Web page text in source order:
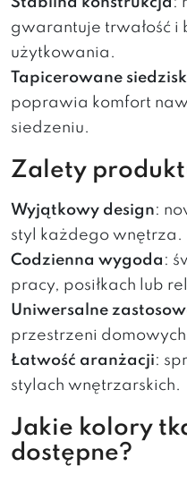
gwarantuje trwałość i
użytkowania.
Tapicerowane
poprawia komfort
siedzeniu.
Zalety
Wyjątkowy design:
styl każdego wnętrza.
Codzienna wygoda :
pracy, posiłkach lub
Uniwersalne
przestrzeni
Łatwość aranżacji:
stylach wnętrzarskich.
Jakie kolory
dostępne?